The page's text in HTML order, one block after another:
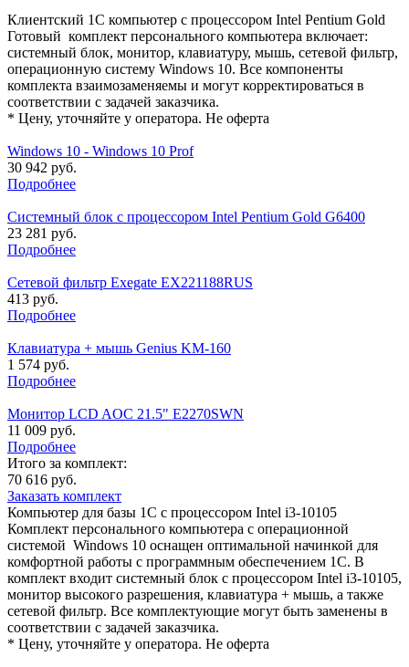
Клиентский 1С компьютер с процессором Intel Pentium Gold
Готовый комплект персонального компьютера включает:
системный блок, монитор, клавиатуру, мышь, сетевой фильтр,
операционную систему Windows 10. Все компоненты
комплекта взаимозаменяемы и могут корректироваться в
соответствии с задачей заказчика.
* Цену, уточняйте у оператора. Не оферта
Windows 10 - Windows 10 Prof
30 942 руб.
Подробнее
Системный блок с процессором Intel Pentium Gold G6400
23 281 руб.
Подробнее
Сетевой фильтр Exegate EX221188RUS
413 руб.
Подробнее
Клавиатура + мышь Genius KM-160
1 574 руб.
Подробнее
Монитор LCD AOC 21.5" E2270SWN
11 009 руб.
Подробнее
Итого за комплект:
70 616 руб.
Заказать комплект
Компьютер для базы 1С с процессором Intel i3-10105
Комплект персонального компьютера с операционной
системой Windows 10 оснащен оптимальной начинкой для
комфортной работы с программным обеспечением 1С. В
комплект входит системный блок с процессором Intel i3-10105,
монитор высокого разрешения, клавиатура + мышь, а также
сетевой фильтр. Все комплектующие могут быть заменены в
соответствии с задачей заказчика.
* Цену, уточняйте у оператора. Не оферта